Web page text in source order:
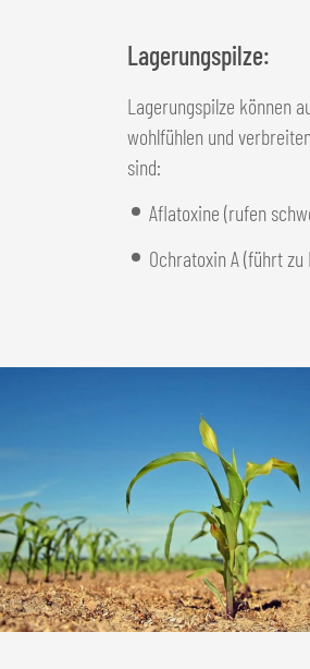
Lagerungspilze:
Lagerungspilze können
wohlfühlen und
sind:
Aflatoxine (rufen
Ochratoxin A (führt